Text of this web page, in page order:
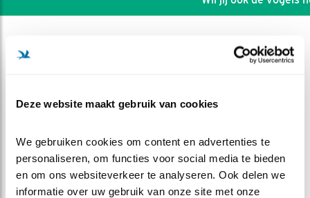
Deze website maakt gebruik van cookies
We gebruiken cookies om content en advertenties te
personaliseren, om functies voor social media te bieden
en om ons websiteverkeer te analyseren. Ook delen we
informatie over uw gebruik van onze site met onze